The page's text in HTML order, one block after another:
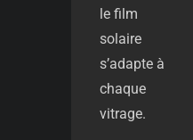
le film
solaire
s’adapte à
chaque
vitrage.